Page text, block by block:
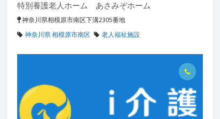
特別養護老人ホーム あさみぞホーム
神奈川県相模原市南区下溝2305番地
神奈川県 相模原市南区
老人福祉施設